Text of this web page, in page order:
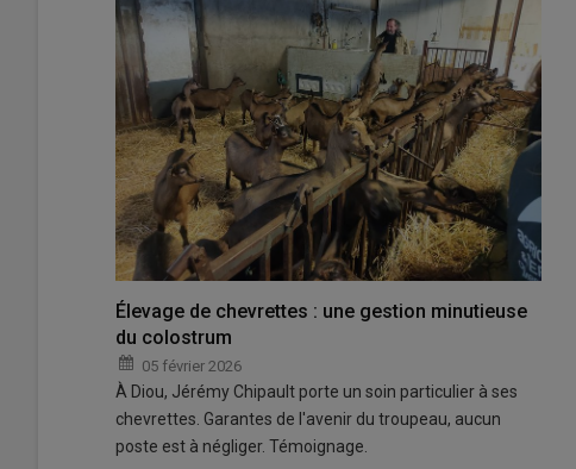
Élevage de chevrettes : une gestion minutieuse
du colostrum
05 février 2026
À Diou, Jérémy Chipault porte un soin particulier à ses
chevrettes. Garantes de l'avenir du troupeau, aucun
poste est à négliger. Témoignage.